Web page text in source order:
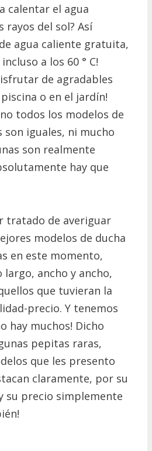
calentar el agua
rayos del sol? Así
agua caliente gratuita,
a los 60 ° C!
de agradables
o en el jardín!
todos los modelos de
son iguales, ni mucho
son realmente
hay que
tratado de averiguar
modelos de ducha
en este momento,
ancho y ancho,
que tuvieran la
precio. Y tenemos
hay muchos! Dicho
pepitas raras,
que les presento
claramente, por su
su precio simplemente